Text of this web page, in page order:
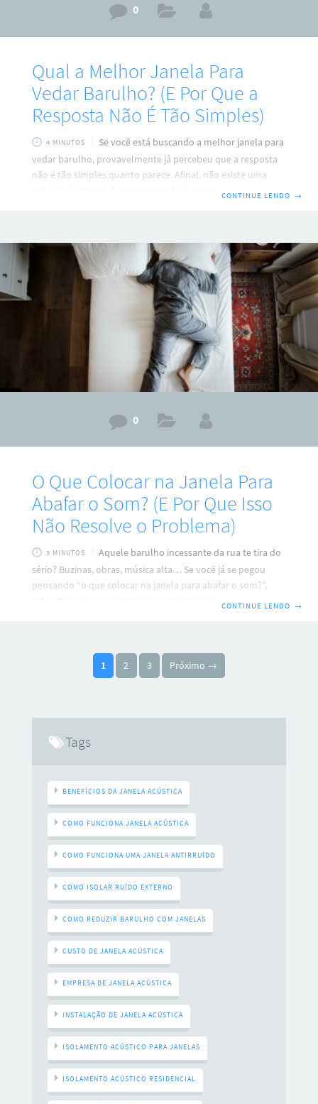
0
Qual a Melhor Janela Para
Vedar Barulho? (E Por Que a
Resposta Não É Tão Simples)
4 MINUTOS
Se você está buscando a melhor janela para
vedar barulho, provavelmente já percebeu que a resposta
não é tão simples quanto parece. Afinal, não existe uma
solução única que funcione para todos os casos. Antes de
acústico. Soluções genéricas e paliativas podem até atenuar
levemente o som, mas dificilmente resolverão o problema
por completo. Neste artigo, vamos explorar
CONTINUE LENDO →
0
O Que Colocar na Janela Para
Abafar o Som? (E Por Que Isso
Não Resolve o Problema)
3 MINUTOS
Aquele barulho incessante da rua te tira do
sério? Buzinas, obras, música alta… Se você já se pegou
pensando “o que colocar na janela para abafar o som?”,
este artigo é para você. Vamos explorar algumas soluções
acústico profissional com a Express Acústica. A Busca por
Soluções Rápidas (e Ineficazes): A internet está repleta de
CONTINUE LENDO →
Paginação de posts
1 2 3 Próximo →
Tags
BENEFÍCIOS DA JANELA ACÚSTICA
COMO FUNCIONA JANELA ACÚSTICA
COMO FUNCIONA UMA JANELA ANTIRRUÍDO
COMO ISOLAR RUÍDO EXTERNO
COMO REDUZIR BARULHO COM JANELAS
CUSTO DE JANELA ACÚSTICA
EMPRESA DE JANELA ACÚSTICA
INSTALAÇÃO DE JANELA ACÚSTICA
ISOLAMENTO ACÚSTICO PARA JANELAS
ISOLAMENTO ACÚSTICO RESIDENCIAL